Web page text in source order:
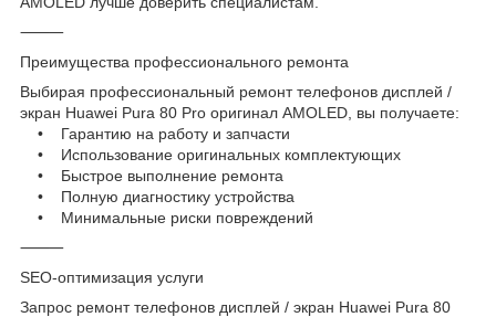
⸻
Преимущества профессионального ремонта
Выбирая профессиональный ремонт телефонов дисплей /
экран Huawei Pura 80 Pro оригинал AMOLED, вы получаете:
• Гарантию на работу и запчасти
• Использование оригинальных комплектующих
• Быстрое выполнение ремонта
• Полную диагностику устройства
• Минимальные риски повреждений
⸻
SEO-оптимизация услуги
Запрос ремонт телефонов дисплей / экран Huawei Pura 80